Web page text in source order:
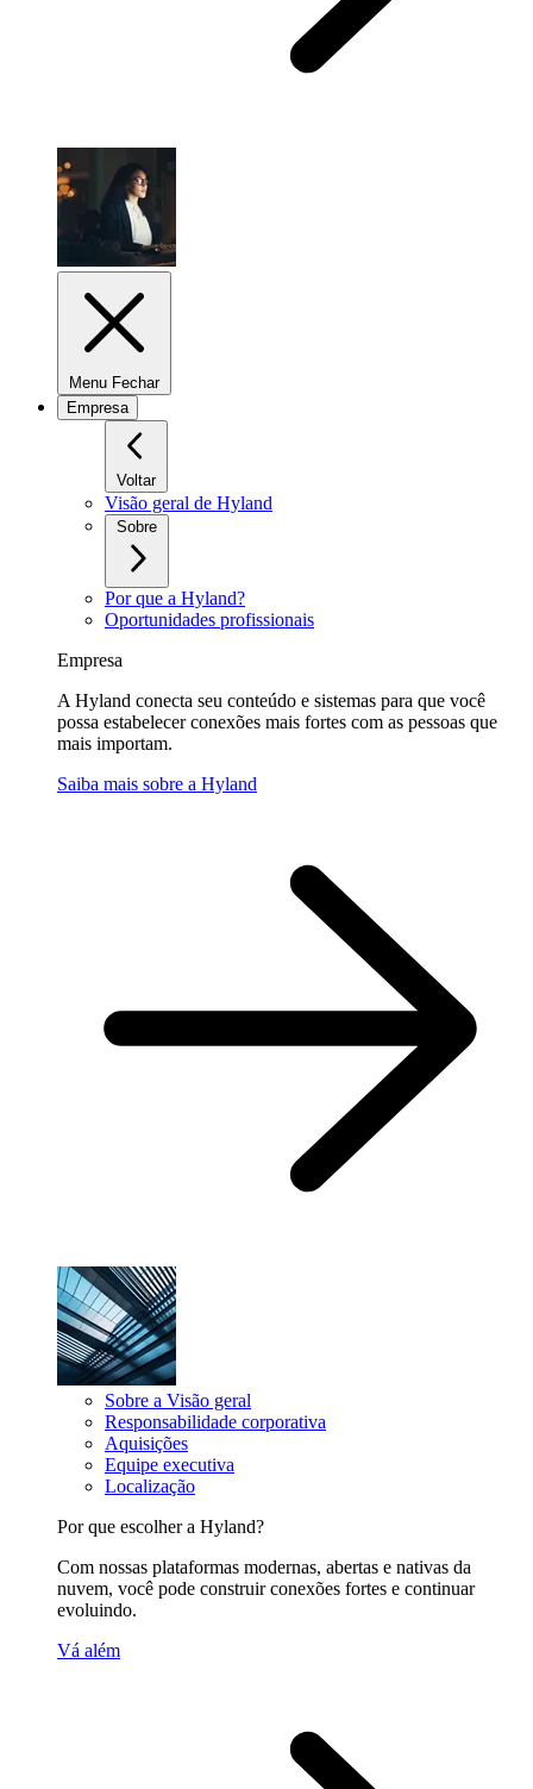
Menu Fechar
Empresa
Voltar
Visão geral de Hyland
Sobre
Por que a Hyland?
Oportunidades profissionais
Empresa
A Hyland conecta seu conteúdo e sistemas para que você
possa estabelecer conexões mais fortes com as pessoas que
mais importam.
Saiba mais sobre a Hyland
Sobre a Visão geral
Responsabilidade corporativa
Aquisições
Equipe executiva
Localização
Por que escolher a Hyland?
Com nossas plataformas modernas, abertas e nativas da
nuvem, você pode construir conexões fortes e continuar
evoluindo.
Vá além